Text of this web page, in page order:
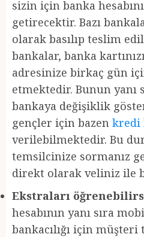
sizin için banka
getirecektir. Bazı
olarak basılıp teslim
bankalar, banka
adresinize birkaç gün
etmektedir. Bunun yanı
bankaya değişiklik
gençler için bazen kredi
verilebilmektedir. Bu
temsilcinize sormanız
direkt olarak veliniz ile
Ekstraları
hesabının yanı sıra
bankacılığı için